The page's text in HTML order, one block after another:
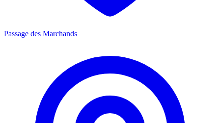
Passage des Marchands